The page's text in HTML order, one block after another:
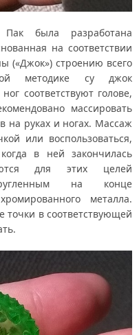
была разработана
на соответствии
(«Джок») строению всего
методике су джок
соответствуют голове,
массировать
на руках и ногах. Массаж
или воспользоваться,
в ней закончилась
для этих целей
на конце
металла.
точки в соответствующей